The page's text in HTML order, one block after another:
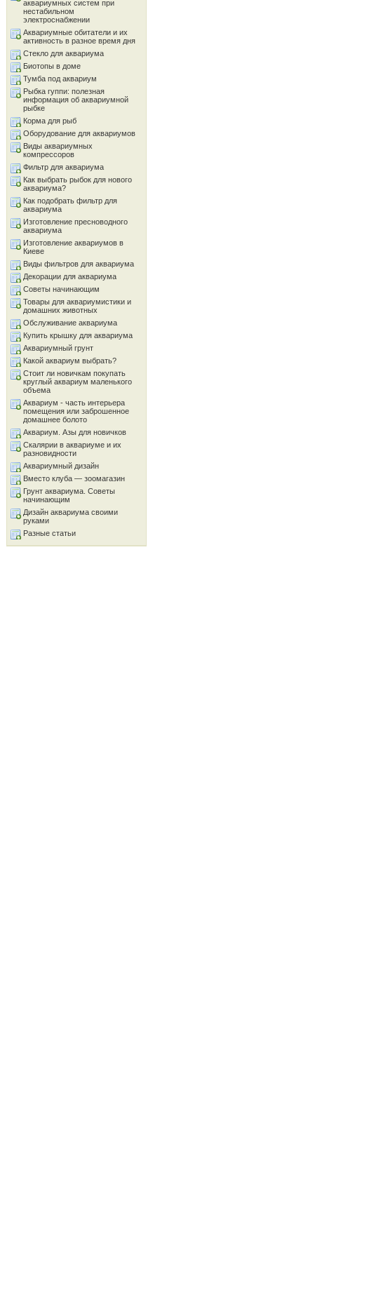
аквариумных систем при
нестабильном
электроснабжении
Аквариумные обитатели и их
активность в разное время дня
Стекло для аквариума
Биотопы в доме
Тумба под аквариум
Рыбка гуппи: полезная
информация об аквариумной
рыбке
Корма для рыб
Оборудование для аквариумов
Виды аквариумных
компрессоров
Фильтр для аквариума
Как выбрать рыбок для нового
аквариума?
Как подобрать фильтр для
аквариума
Изготовление пресноводного
аквариума
Изготовление аквариумов в
Киеве
Виды фильтров для аквариума
Декорации для аквариума
Советы начинающим
Товары для аквариумистики и
домашних животных
Обслуживание аквариума
Купить крышку для аквариума
Аквариумный грунт
Какой аквариум выбрать?
Стоит ли новичкам покупать
круглый аквариум маленького
объема
Аквариум - часть интерьера
помещения или заброшенное
домашнее болото
Аквариум. Азы для новичков
Скалярии в аквариуме и их
разновидности
Аквариумный дизайн
Вместо клуба — зоомагазин
Грунт аквариума. Советы
начинающим
Дизайн аквариума своими
руками
Разные статьи